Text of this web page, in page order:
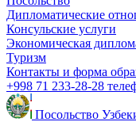
Дипломатические
Консульские услуги
Экономическая
Туризм
Контакты и форма
+998 71 233-28-28
Посольство